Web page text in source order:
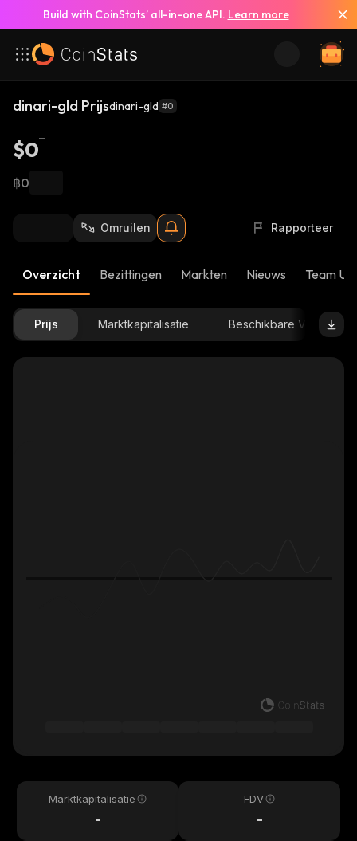
Build with CoinStats’ all-in-one API. Learn more
dinari-gld Prijsdinari-gld #0
$0
฿0
Omruilen Rapporteer
Overzicht Bezittingen Markten Nieuws Team
Prijs Marktkapitalisatie Beschikbare Voorraad
Marktkapitalisatie
-
FDV
-